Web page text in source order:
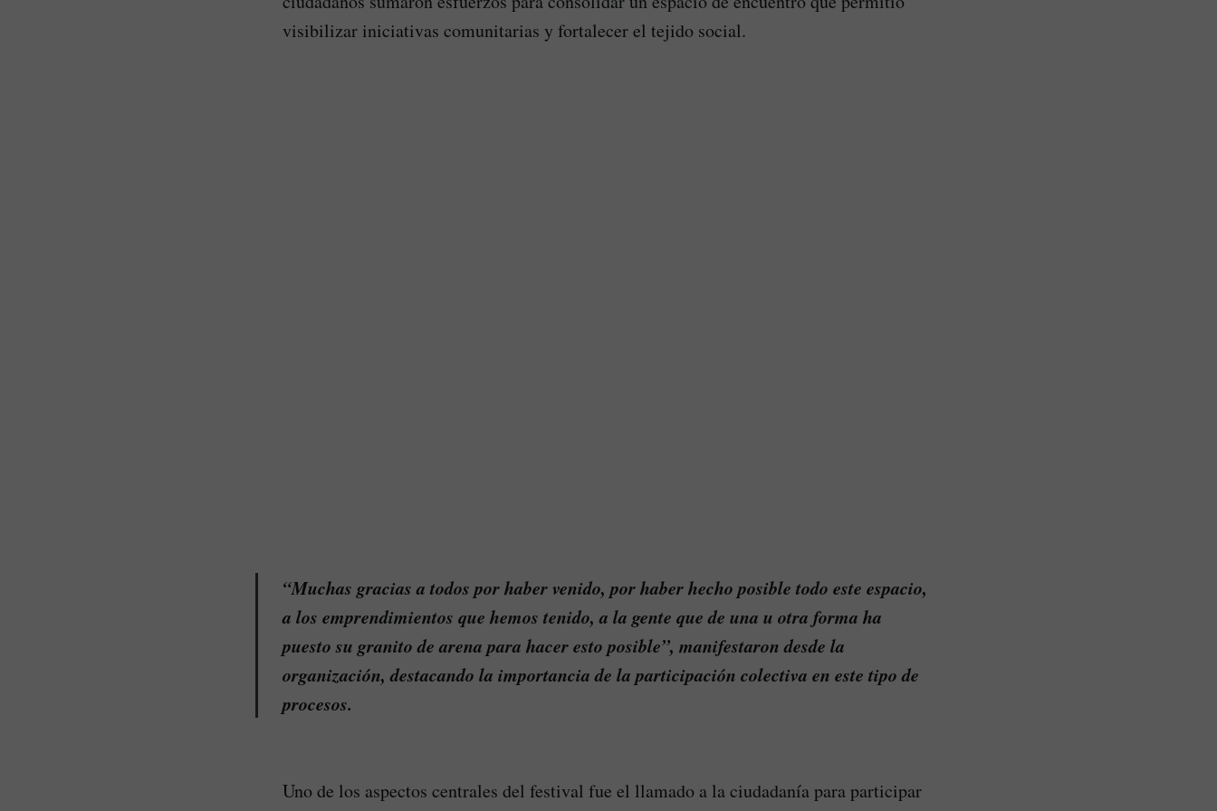
visibilizar iniciativas comunitarias y fortalecer el tejido social.
“Muchas gracias a todos por haber venido, por haber hecho posible todo este espacio,
a los emprendimientos que hemos tenido, a la gente que de una u otra forma ha
puesto su granito de arena para hacer esto posible”, manifestaron desde la
organización, destacando la importancia de la participación colectiva en este tipo de
procesos.
Uno de los aspectos centrales del festival fue el llamado a la ciudadanía para participar